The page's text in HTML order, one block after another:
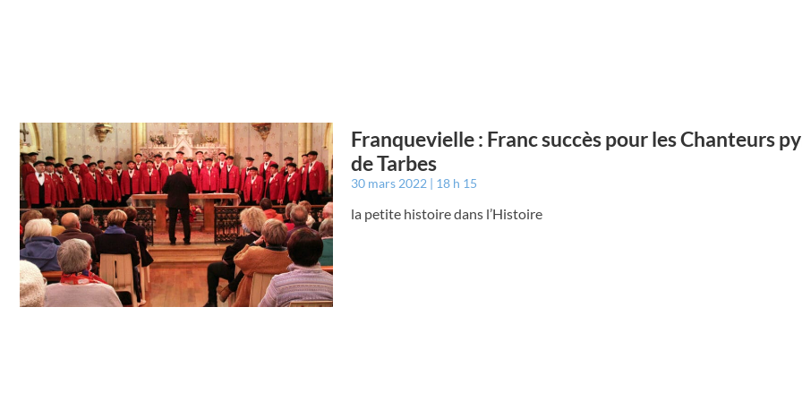
Franquevielle : Franc succès pour les Chanteurs
de Tarbes
30 mars 2022 18 h 15
la petite histoire dans l’Histoire